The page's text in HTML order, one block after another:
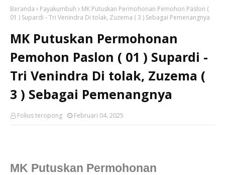
Beranda Payakumbuh
MK Putuskan Permohonan Pemohon Paslon (
01 ) Supardi - Tri Venindra Di tolak, Zuzema ( 3 ) Sebagai Pemenangnya
MK Putuskan Permohonan
Pemohon Paslon ( 01 ) Supardi -
Tri Venindra Di tolak, Zuzema (
3 ) Sebagai Pemenangnya
Fokus teropong Februari 04, 2025
MK Putuskan Permohonan